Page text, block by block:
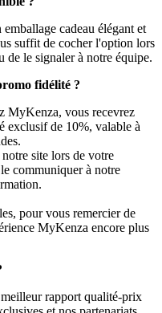
cadeau élégant et
suffit de cocher l'option lors
de le signaler à notre équipe.
fidélité ?
MyKenza, vous recevrez
exclusif de 10%, valable à
site lors de votre
communiquer à notre
pour vous remercier de
MyKenza encore plus
rapport qualité-prix